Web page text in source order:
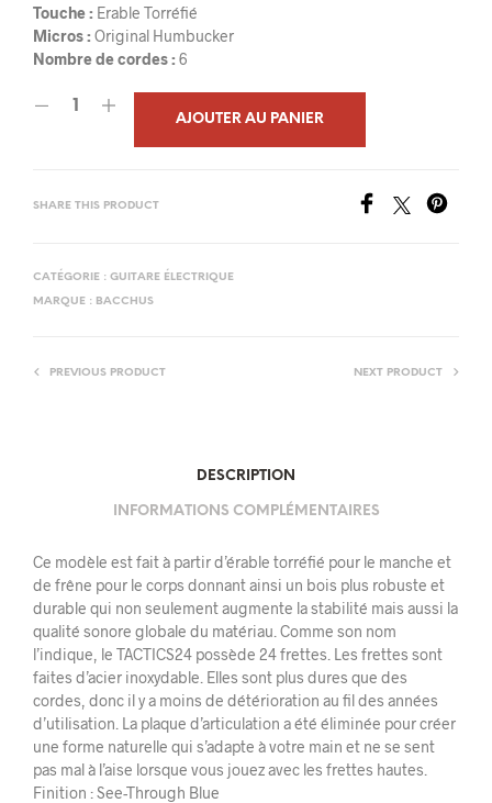
Touche : Erable Torréfié
Micros : Original Humbucker
Nombre de cordes : 6
AJOUTER AU PANIER
SHARE THIS PRODUCT
CATÉGORIE : GUITARE ÉLECTRIQUE
MARQUE : BACCHUS
PREVIOUS PRODUCT NEXT PRODUCT
DESCRIPTION
INFORMATIONS COMPLÉMENTAIRES
Ce modèle est fait à partir d’érable torréfié pour le manche et
de frêne pour le corps donnant ainsi un bois plus robuste et
durable qui non seulement augmente la stabilité mais aussi la
qualité sonore globale du matériau. Comme son nom
l’indique, le TACTICS24 possède 24 frettes. Les frettes sont
faites d’acier inoxydable. Elles sont plus dures que des
cordes, donc il y a moins de détérioration au fil des années
d’utilisation. La plaque d’articulation a été éliminée pour créer
une forme naturelle qui s’adapte à votre main et ne se sent
pas mal à l’aise lorsque vous jouez avec les frettes hautes.
Finition : See-Through Blue